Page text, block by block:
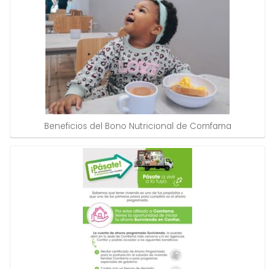
Beneficios del Bono Nutricional de Comfama